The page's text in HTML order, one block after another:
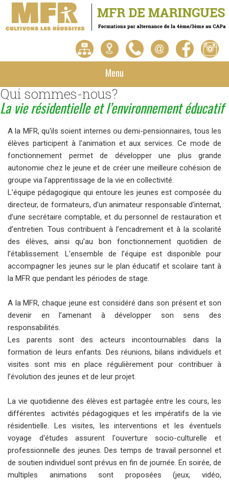
Menu
Qui sommes-nous?
La vie résidentielle et l’environnement éducatif
A la MFR, qu'ils soient internes ou demi-pensionnaires, tous les
élèves participent à l'animation et aux services. Ce mode de
fonctionnement permet de développer une plus grande
autonomie chez le jeune et de créer une meilleure cohésion de
groupe via l’apprentissage de la vie en collectivité.
L’équipe pédagogique qui entoure les jeunes est composée du
directeur, de formateurs, d’un animateur responsable d'internat,
d’une secrétaire comptable, et du personnel de restauration et
d’entretien. Tous contribuent à l’encadrement et à la scolarité
des élèves, ainsi qu’au bon fonctionnement quotidien de
l’établissement. L'ensemble de l’équipe est disponible pour
accompagner les jeunes sur le plan éducatif et scolaire tant à
la MFR que pendant les périodes de stage.
A la MFR, chaque jeune est considéré dans son présent et son
devenir en l’amenant à développer son sens des
responsabilités.
Les parents sont des acteurs incontournables dans la
formation de leurs enfants. Des réunions, bilans individuels et
visites sont mis en place régulièrement pour contribuer à
l’évolution des jeunes et de leur projet.
La vie quotidienne des élèves est partagée entre les cours, les
différentes activités pédagogiques et les impératifs de la vie
résidentielle. Les visites, les interventions et les éventuels
voyage d'études assurent l'ouverture socio-culturelle et
professionnelle des jeunes. Des temps de travail personnel et
de soutien individuel sont prévus en fin de journée. En soirée, de
multiples animations sont proposées (jeux, vidéo,